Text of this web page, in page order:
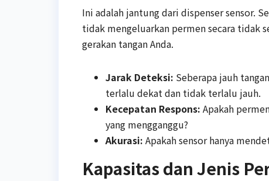
Ini adalah jantung dari dispenser sensor.
tidak mengeluarkan permen secara tidak
gerakan tangan Anda.
Jarak Deteksi: Seberapa jauh
terlalu dekat dan tidak terlalu jauh.
Kecepatan Respons: Apakah
yang mengganggu?
Akurasi: Apakah sensor hanya
Kapasitas dan Jenis